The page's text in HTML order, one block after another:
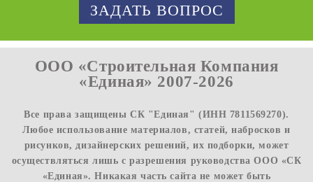
ЗАДАТЬ ВОПРОС
ООО «Строительная Компания
«Единая» 2007-2026
Все права защищены СК "Единая" (ИНН 7811569270).
Любое использование материалов, статей, набросков и
рисунков, дизайнерских решений, их подборки, может
осуществляться лишь с разрешения руководства ООО «СК
«Единая». Никакая часть сайта не может быть